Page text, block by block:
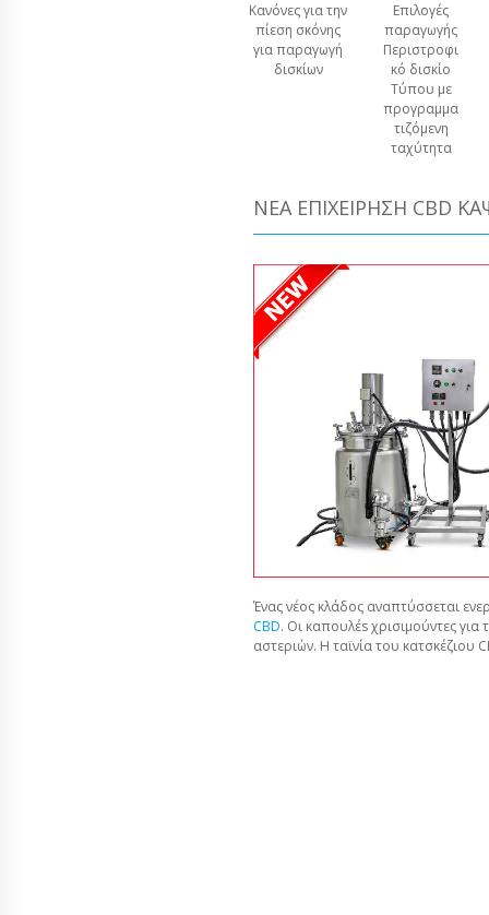
Κανόνες για την
πίεση σκόνης
για παραγωγή
δισκίων
Επιλογές
παραγωγής
Περιστροφι
κό δισκίο
Τύπου με
προγραμμα
τιζόμενη
ταχύτητα
ΝΈΑ ΕΠΙΧΕΊΡΗΣΗ CBD
Ένας νέος κλάδος αναπτύσσεται
CBD. Οι καπουλέs χρισιμούντες
αστεριών. Η ταϊνία του κατσκέζιου